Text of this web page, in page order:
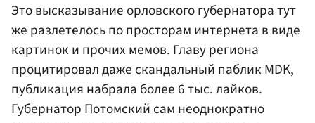
Это высказывание орловского губернатора тут
же разлетелось по просторам интернета в виде
картинок и прочих мемов. Главу региона
процитировал даже скандальный паблик MDK,
публикация набрала более 6 тыс. лайков.
Губернатор Потомский сам неоднократно